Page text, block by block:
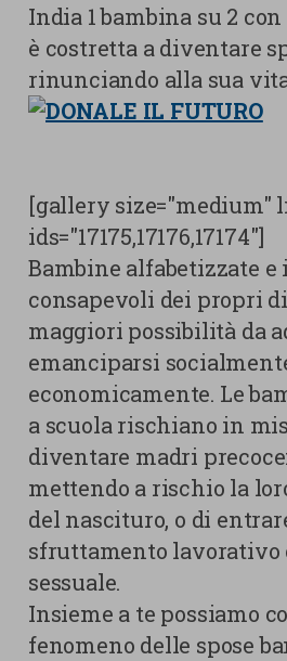
India 1 bambina su 2
è costretta a diventare
rinunciando alla sua
[gallery size="medium"
ids="17175,17176,17174"]
Bambine alfabetizzate
consapevoli dei propri
maggiori possibilità da
emanciparsi
economicamente. Le
a scuola rischiano in
diventare madri
mettendo a rischio la
del nascituro, o di
sfruttamento lavorativo
sessuale.
Insieme a te possiamo
fenomeno delle spose